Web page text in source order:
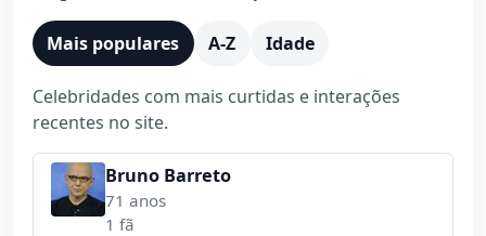
Mais populares A-Z Idade
Celebridades com mais curtidas e interações
recentes no site.
Bruno Barreto
71 anos
1 fã